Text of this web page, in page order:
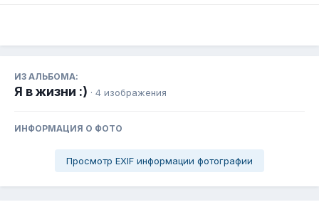
ИЗ АЛЬБОМА:
Я в жизни :) · 4 изображения
ИНФОРМАЦИЯ О ФОТО
Просмотр EXIF информации фотографии